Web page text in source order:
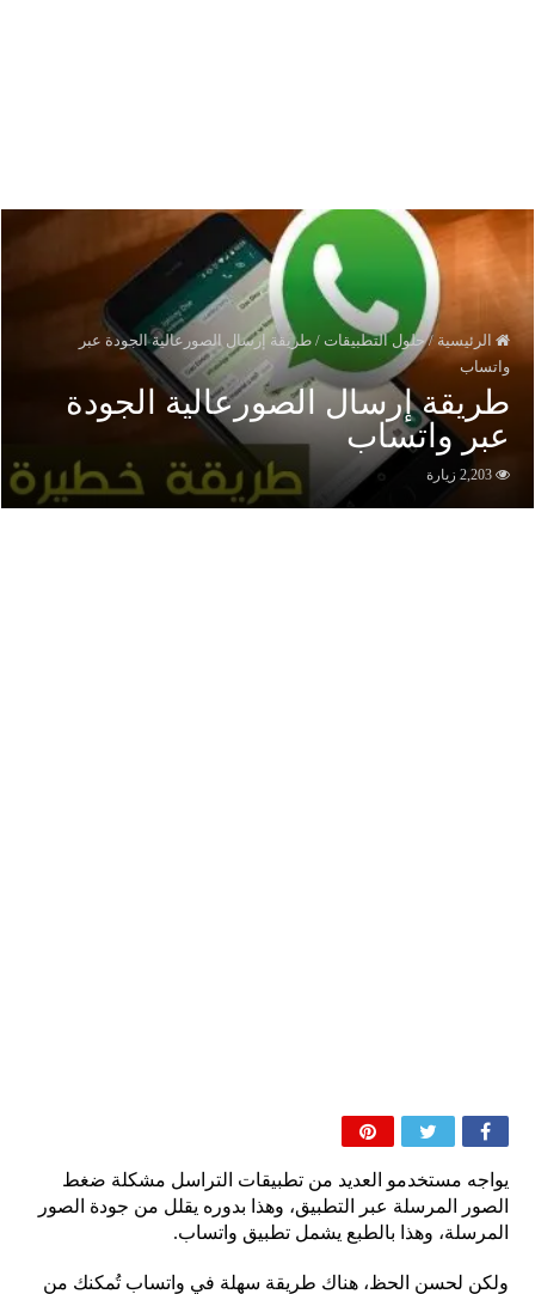
الرئيسية / حلول التطبيقات / طريقة إرسال الصورعالية الجودة عبر
واتساب
طريقة إرسال الصورعالية الجودة
عبر واتساب
2,203 زيارة
يواجه مستخدمو العديد من تطبيقات التراسل مشكلة ضغط
الصور المرسلة عبر التطبيق، وهذا بدوره يقلل من جودة الصور
المرسلة، وهذا بالطبع يشمل تطبيق واتساب.
ولكن لحسن الحظ، هناك طريقة سهلة في واتساب تُمكنك من